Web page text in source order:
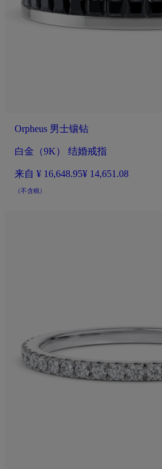
Orpheus 男士镶钻
白金（9K） 结婚戒指
来自 ¥ 16,648.95¥ 14,651.08
（不含税）